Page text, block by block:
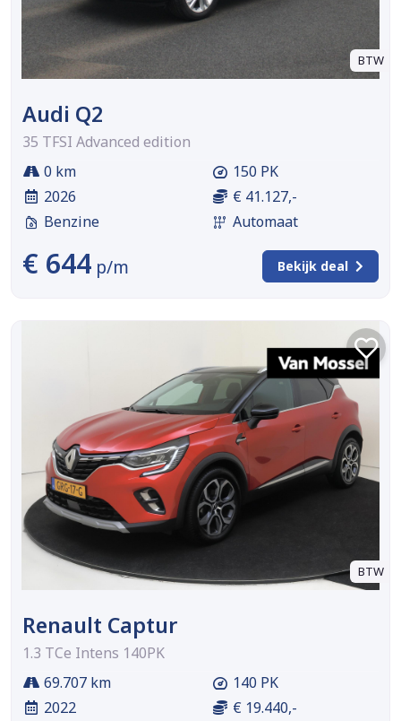
BTW
Audi Q2
35 TFSI Advanced edition
0 km
2026
Benzine
150 PK
€ 41.127,-
Automaat
€ 644 p/m Bekijk deal
BTW
Renault Captur
1.3 TCe Intens 140PK
69.707 km
2022
140 PK
€ 19.440,-